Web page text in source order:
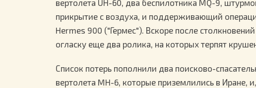
вертолета UH-60, два беспилотника MQ-9,
прикрытие с воздуха, и поддерживающий
Hermes 900 ("Гермес"). Вскоре после
огласку еще два ролика, на которых терпят
Список потерь пополнили два поисково-
вертолета MH-6, которые приземлились в Иране,